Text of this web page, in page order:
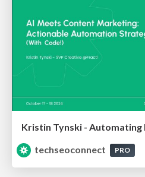
techseoconnect
PRO